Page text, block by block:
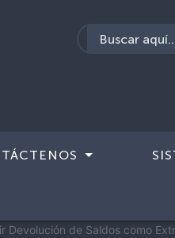
de Saldos como